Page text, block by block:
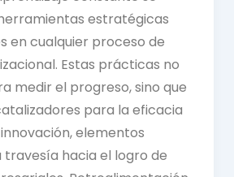
estratégicas
en cualquier proceso de
Estas prácticas no
medir el progreso, sino que
para la eficacia
elementos
travesía hacia el logro de